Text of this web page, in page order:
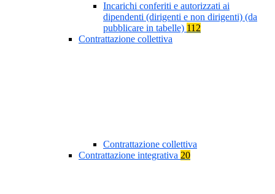
Incarichi conferiti e autorizzati ai
dipendenti (dirigenti e non dirigenti) (da
pubblicare in tabelle) 112
Contrattazione collettiva
Contrattazione collettiva
Contrattazione integrativa 20